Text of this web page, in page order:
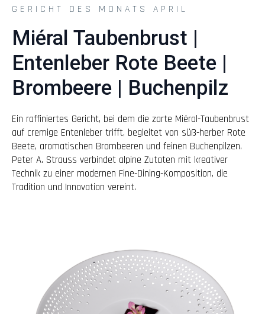
GERICHT DES MONATS APRIL
Miéral Taubenbrust |
Entenleber Rote Beete |
Brombeere | Buchenpilz
Ein raffiniertes Gericht, bei dem die zarte Miéral-Taubenbrust
auf cremige Entenleber trifft, begleitet von süß-herber Rote
Beete, aromatischen Brombeeren und feinen Buchenpilzen.
Peter A. Strauss verbindet alpine Zutaten mit kreativer
Technik zu einer modernen Fine-Dining-Komposition, die
Tradition und Innovation vereint.